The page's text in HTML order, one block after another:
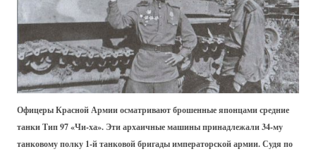
Офицеры Красной Армии осматривают брошенные японцами средние
танки Тип 97 «Чи-ха». Эти архаичные машины принадлежали 34-му
танковому полку 1-й танковой бригады императорской армии. Судя по